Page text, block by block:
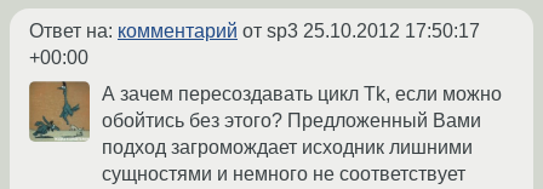
Ответ на: комментарий от sp3 25.10.2012 17:50:17
+00:00
А зачем пересоздавать цикл Tk, если можно
обойтись без этого? Предложенный Вами
подход загромождает исходник лишними
сущностями и немного не соответствует